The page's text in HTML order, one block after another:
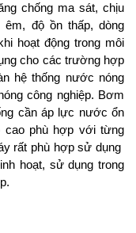
chống ma sát, chịu
độ ồn thấp, dòng
hoạt động trong môi
cho các trường hợp
hệ thống nước nóng
công nghiệp. Bơm
cần áp lực nước ổn
cao phù hợp với từng
rất phù hợp sử dụng
hoạt, sử dụng trong